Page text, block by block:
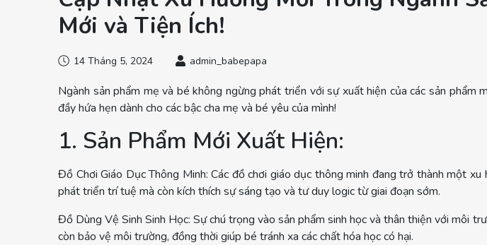
Mới và Tiện Ích!
14 Tháng 5, 2024 admin_babepapa
Ngành sản phẩm mẹ và bé không ngừng phát triển với sự xuất hiện của các sản
đầy hứa hẹn dành cho các bậc cha mẹ và bé yêu của mình!
1. Sản Phẩm Mới Xuất Hiện:
Đồ Chơi Giáo Dục Thông Minh: Các đồ chơi giáo dục thông minh đang trở thành một
phát triển trí tuệ mà còn kích thích sự sáng tạo và tư duy logic từ giai đoạn sớm.
Đồ Dùng Vệ Sinh Sinh Học: Sự chú trọng vào sản phẩm sinh học và thân thiện với môi
còn bảo vệ môi trường, đồng thời giúp bé tránh xa các chất hóa học có hại.